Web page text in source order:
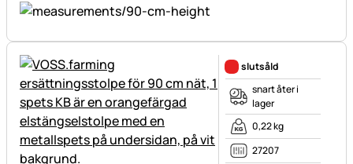
slutsåld
snart åter i
lager
0,22 kg
27207